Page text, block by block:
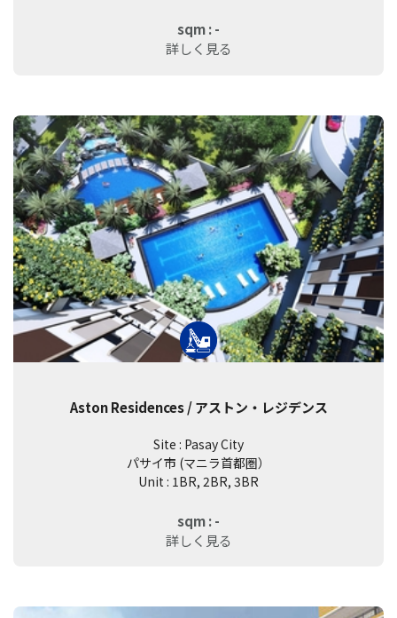
sqm : -
詳しく見る
Aston Residences / アストン・レジデンス
Site : Pasay City
パサイ市 (マニラ首都圏）
Unit : 1BR, 2BR, 3BR
sqm : -
詳しく見る